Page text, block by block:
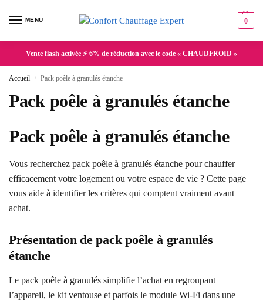
MENU 0
Vente flash activée ⚡ 6% de réduction avec le code « CHAUDFROID »
Accueil / Pack poêle à granulés étanche
Pack poêle à granulés étanche
Pack poêle à granulés étanche
Vous recherchez pack poêle à granulés étanche pour chauffer
efficacement votre logement ou votre espace de vie ? Cette page
vous aide à identifier les critères qui comptent vraiment avant
achat.
Présentation de pack poêle à granulés
étanche
Le pack poêle à granulés simplifie l’achat en regroupant
l’appareil, le kit ventouse et parfois le module Wi‑Fi dans une